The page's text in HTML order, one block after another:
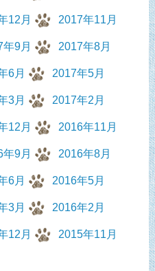
12月 2017年11月
年9月 2017年8月
6月 2017年5月
3月 2017年2月
12月 2016年11月
年9月 2016年8月
6月 2016年5月
3月 2016年2月
12月 2015年11月